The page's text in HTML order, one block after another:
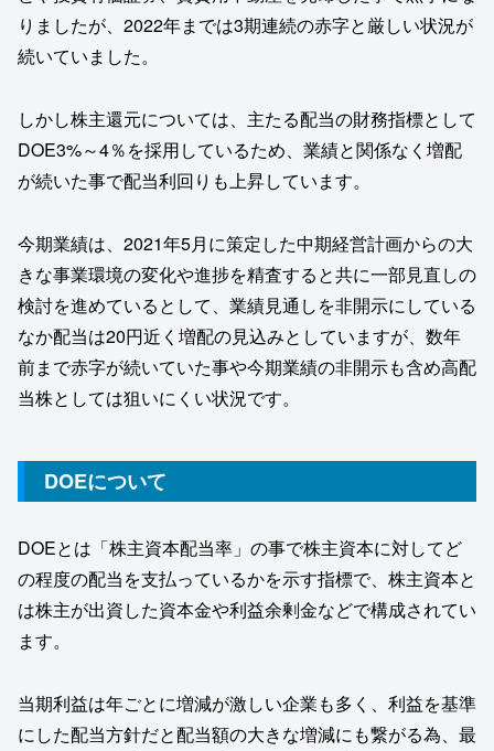
りましたが、2022年までは3期連続の赤字と厳しい状況が
続いていました。
しかし株主還元については、主たる配当の財務指標として
DOE3%～4％を採用しているため、業績と関係なく増配
が続いた事で配当利回りも上昇しています。
今期業績は、2021年5月に策定した中期経営計画からの大
きな事業環境の変化や進捗を精査すると共に一部見直しの
検討を進めているとして、業績見通しを非開示にしている
なか配当は20円近く増配の見込みとしていますが、数年
前まで赤字が続いていた事や今期業績の非開示も含め高配
当株としては狙いにくい状況です。
DOEについて
DOEとは「株主資本配当率」の事で株主資本に対してど
の程度の配当を支払っているかを示す指標で、株主資本と
は株主が出資した資本金や利益余剰金などで構成されてい
ます。
当期利益は年ごとに増減が激しい企業も多く、利益を基準
にした配当方針だと配当額の大きな増減にも繋がる為、最